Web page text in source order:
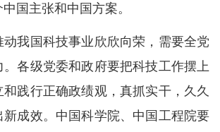
国主张和中国方案。
动我国科技事业欣欣向荣，需要全党
各级党委和政府要把科技工作摆上
践行正确政绩观，真抓实干，久久
新成效。中国科学院、中国工程院要